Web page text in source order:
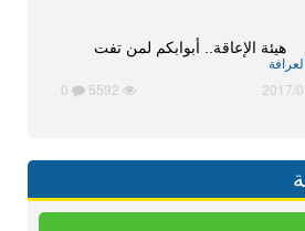
هيئة الإعاقة.. أبوابكم لمن تفت
2017/